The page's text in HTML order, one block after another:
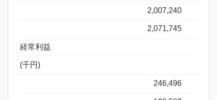
2,007,240
2,071,745
経常利益
(千円)
246,496